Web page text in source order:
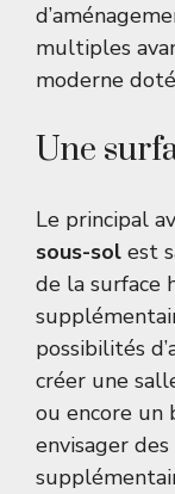
multiples
moderne
Une
Le principal
sous-sol est
de la surface
possibilités
créer une
ou encore un
envisager